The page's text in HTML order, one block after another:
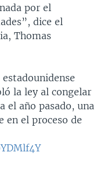
por el
dice el
Thomas
la ley al congelar
el año pasado, una
en el proceso de